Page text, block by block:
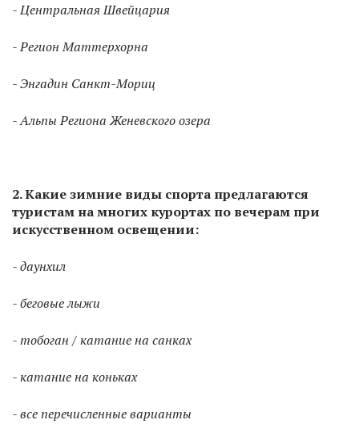
- Центральная Швейцария
- Регион Маттерхорна
- Энгадин Санкт-Мориц
- Альпы Региона Женевского озера
2.Какие зимние виды спорта предлагаются
туристам на многих курортах по вечерам при
искусственном освещении:
- даунхил
- беговые лыжи
- тобоган / катание на санках
- катание на коньках
- все перечисленные варианты